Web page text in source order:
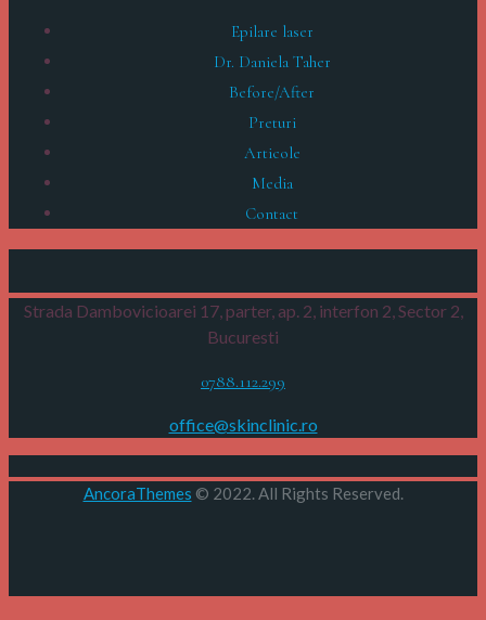
Epilare laser
Dr. Daniela Taher
Before/After
Preturi
Articole
Media
Contact
Strada Dambovicioarei 17, parter, ap. 2, interfon 2, Sector 2,
Bucuresti
0788.112.299
office@skinclinic.ro
AncoraThemes © 2022. All Rights Reserved.